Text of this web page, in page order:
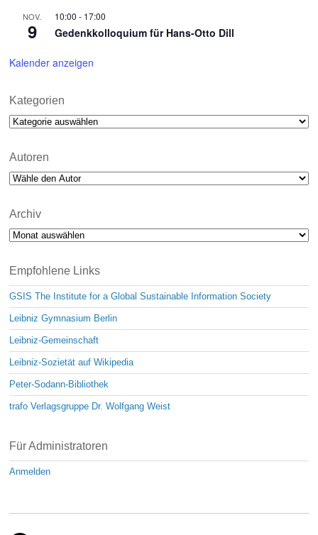
NOV.
9
10:00 - 17:00
Gedenkkolloquium für Hans-Otto Dill
Kalender anzeigen
Kategorien
Kategorien
Autoren
Archiv
Archiv
Empfohlene Links
GSIS The Institute for a Global Sustainable Information Society
Leibniz Gymnasium Berlin
Leibniz-Gemeinschaft
Leibniz-Sozietät auf Wikipedia
Peter-Sodann-Bibliothek
trafo Verlagsgruppe Dr. Wolfgang Weist
Für Administratoren
Anmelden